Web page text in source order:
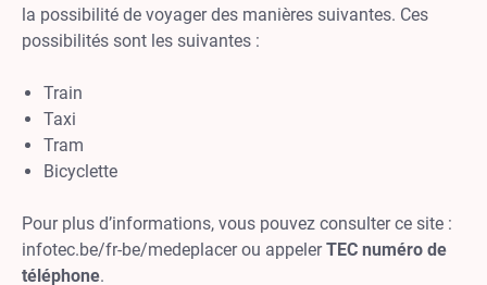
la possibilité de voyager des manières suivantes. Ces
possibilités sont les suivantes :
Train
Taxi
Tram
Bicyclette
Pour plus d’informations, vous pouvez consulter ce site :
infotec.be/fr-be/medeplacer ou appelerTEC numéro de
téléphone.